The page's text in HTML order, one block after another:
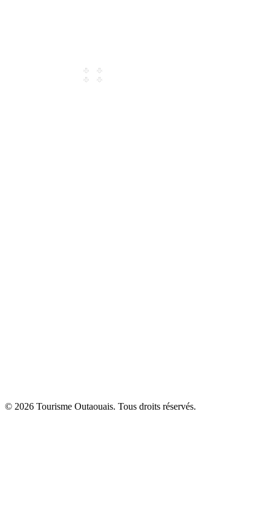
© 2026 Tourisme Outaouais. Tous droits réservés.